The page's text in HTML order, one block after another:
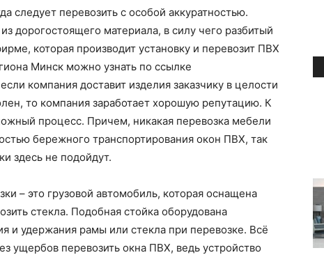
следует перевозить с особой аккуратностью.
дорогостоящего материала, в силу чего разбитый
которая производит установку и перевозит ПВХ
Минск можно узнать по ссылке
компания доставит изделия заказчику в целости
то компания заработает хорошую репутацию. К
процесс. Причем, никакая перевозка мебели
бережного транспортирования окон ПВХ, так
здесь не подойдут.
– это грузовой автомобиль, которая оснащена
стекла. Подобная стойка оборудована
и удержания рамы или стекла при перевозке. Всё
ущербов перевозить окна ПВХ, ведь устройство